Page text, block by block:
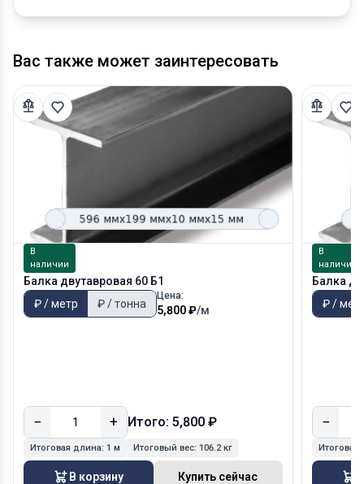
Вас также может заинтересовать
В
наличии
Балка двутавровая 60 Б1
₽ / метр
₽ / тонна
Цена:
5,800 ₽/м
− + Итого: 5,800 ₽
Итоговая длина: 1 м Итоговый вес: 106.2 кг
В корзину Купить сейчас
В
наличии
Балка
₽ /
−